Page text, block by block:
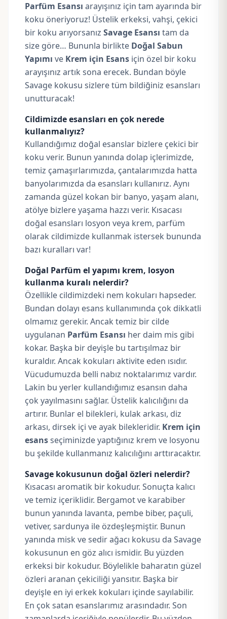
Parfüm Esansı arayışınız için tam ayarında bir
koku öneriyoruz! Üstelik erkeksi, vahşi, çekici
bir koku arıyorsanız Savage Esansı tam da
size göre… Bununla birlikte Doğal Sabun
Yapımı ve Krem için Esans için özel bir koku
arayışınız artık sona erecek. Bundan böyle
Savage kokusu sizlere tüm bildiğiniz esansları
unutturacak!
Cildimizde esansları en çok nerede
kullanmalıyız?
Kullandığımız doğal esanslar bizlere çekici bir
koku verir. Bunun yanında dolap içlerimizde,
temiz çamaşırlarımızda, çantalarımızda hatta
banyolarımızda da esansları kullanırız. Aynı
zamanda güzel kokan bir banyo, yaşam alanı,
atölye bizlere yaşama hazzı verir. Kısacası
doğal esansları losyon veya krem, parfüm
olarak cildimizde kullanmak istersek bununda
bazı kuralları var!
Doğal Parfüm el yapımı krem, losyon
kullanma kuralı nelerdir?
Özellikle cildimizdeki nem kokuları hapseder.
Bundan dolayı esans kullanımında çok dikkatli
olmamız gerekir. Ancak temiz bir cilde
uygulanan Parfüm Esansı her daim mis gibi
kokar. Başka bir deyişle bu tartışılmaz bir
kuraldır. Ancak kokuları aktivite eden ısıdır.
Vücudumuzda belli nabız noktalarımız vardır.
Lakin bu yerler kullandığımız esansın daha
çok yayılmasını sağlar. Üstelik kalıcılığını da
artırır. Bunlar el bilekleri, kulak arkası, diz
arkası, dirsek içi ve ayak bilekleridir. Krem için
esansseçiminizde yaptığınız krem ve losyonu
bu şekilde kullanmanız kalıcılığını arttıracaktır.
Savage kokusunun doğal özleri nelerdir?
Kısacası aromatik bir kokudur. Sonuçta kalıcı
ve temiz içeriklidir. Bergamot ve karabiber
bunun yanında lavanta, pembe biber, paçuli,
vetiver, sardunya ile özdeşleşmiştir. Bunun
yanında misk ve sedir ağacı kokusu da Savage
kokusunun en göz alıcı ismidir. Bu yüzden
erkeksi bir kokudur. Böylelikle baharatın güzel
özleri aranan çekiciliği yansıtır. Başka bir
deyişle en iyi erkek kokuları içinde sayılabilir.
En çok satan esanslarımız arasındadır. Son